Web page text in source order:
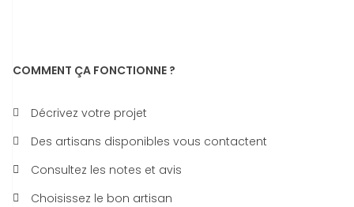
COMMENT ÇA FONCTIONNE ?
Décrivez votre projet
Des artisans disponibles vous contactent
Consultez les notes et avis
Choisissez le bon artisan